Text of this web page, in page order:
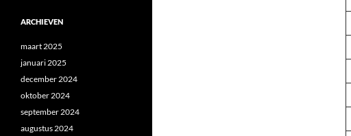
ARCHIEVEN
maart 2025
januari 2025
december 2024
oktober 2024
september 2024
augustus 2024